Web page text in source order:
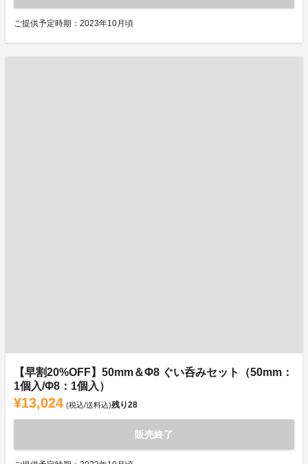
ご提供予定時期：2023年10月頃
【早割20%OFF】50mm＆Φ8 ぐい呑みセット（50mm：
1個入/Φ8：1個入）
¥13,024 (税込/送料込)残り28
販売終了